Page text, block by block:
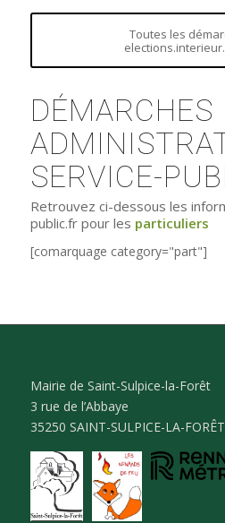
Toutes les
DÉMARCHES
SERVICE-
Retrouvez ci-dessous les
public.fr pour les particuliers
[comarquage category="part"]
Mairie de Saint-Sulpice-la-Forêt
3 rue de l’Abbaye
35250 SAINT-SULPICE-LA-FORÊT